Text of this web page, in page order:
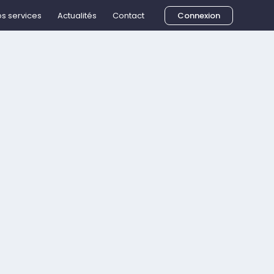
services Actualités Contact Connexion